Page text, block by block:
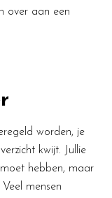
over aan een
worden, je
kwijt. Jullie
hebben, maar
mensen